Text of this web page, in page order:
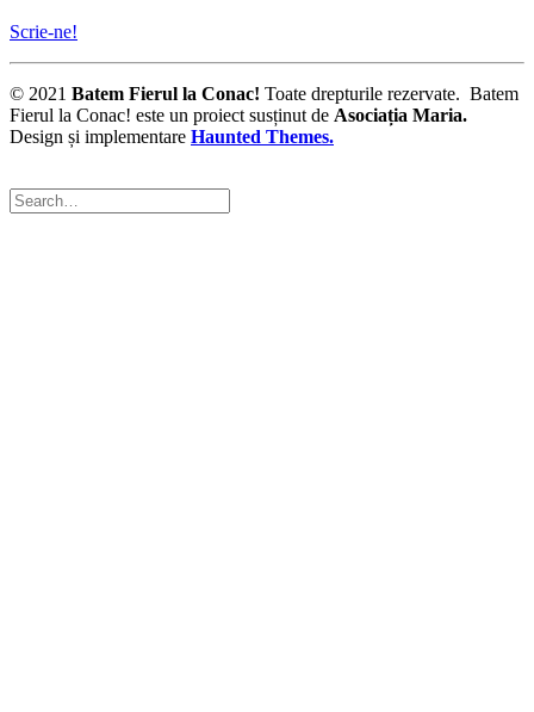
Scrie-ne!
© 2021 Batem Fierul la Conac! Toate drepturile rezervate. Batem
Fierul la Conac! este un proiect susținut de Asociația Maria.
Design și implementare Haunted Themes.